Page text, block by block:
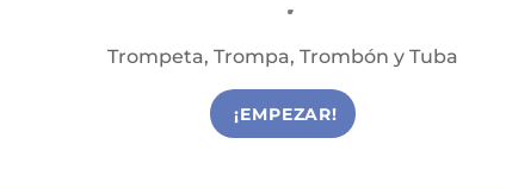
Trompeta, Trompa, Trombón y Tuba
¡EMPEZAR!